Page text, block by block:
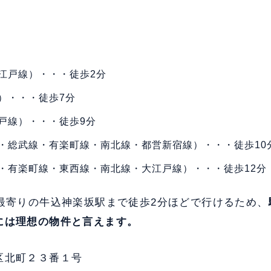
戸線）・・・徒歩2分
・・・徒歩7分
線）・・・徒歩9分
総武線・有楽町線・南北線・都営新宿線）・・・徒歩10
有楽町線・東西線・南北線・大江戸線）・・・徒歩12分
寄りの牛込神楽坂駅まで徒歩2分ほどで行けるため、
理想の物件と言えます。
北町２３番１号